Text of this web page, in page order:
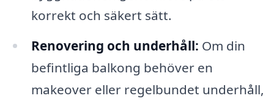
korrekt och säkert sätt.
Renovering och underhåll: Om din
befintliga balkong behöver en
makeover eller regelbundet underhåll,